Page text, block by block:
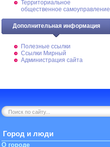
Территориальное
общественное самоуправление
Дополнительная информация
Полезные ссылки
Ссылки Мирный
Администрация сайта
Город и люди
О городе